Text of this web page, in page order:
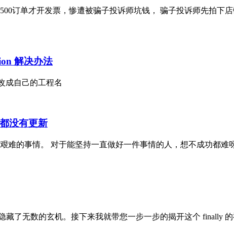
订单才开发票，惨遭被骗子投诉师坑钱， 骗子投诉师先拍下
解决办法
成自己的工程名
没有更新
难的事情。 对于能坚持一直做好一件事情的人，想不成功都
了无数的玄机。接下来我就带您一步一步的揭开这个 finally